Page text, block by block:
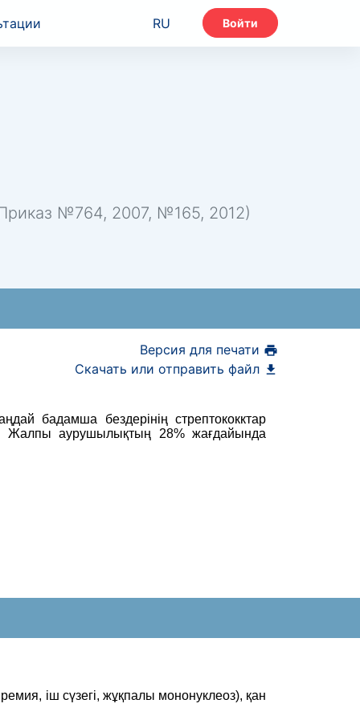
RU Войти
№764, 2007, №165, 2012)
Версия для печати
Скачать или отправить файл
бадамша бездерінің стрептококктар
Жалпы аурушылықтың 28% жағдайында
іш сүзегі, жұқпалы мононуклеоз), қан